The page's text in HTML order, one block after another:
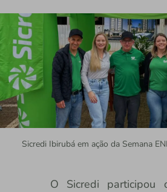
Sicredi Ibirubá em ação da Semana
O Sicredi participou